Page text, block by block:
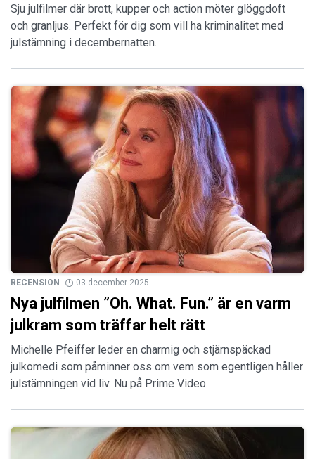
Sju julfilmer där brott, kupper och action möter glöggdoft
och granljus. Perfekt för dig som vill ha kriminalitet med
julstämning i decembernatten.
RECENSION 03 december 2025
Nya julfilmen ”Oh. What. Fun.” är en varm
julkram som träffar helt rätt
Michelle Pfeiffer leder en charmig och stjärnspäckad
julkomedi som påminner oss om vem som egentligen håller
julstämningen vid liv. Nu på Prime Video.